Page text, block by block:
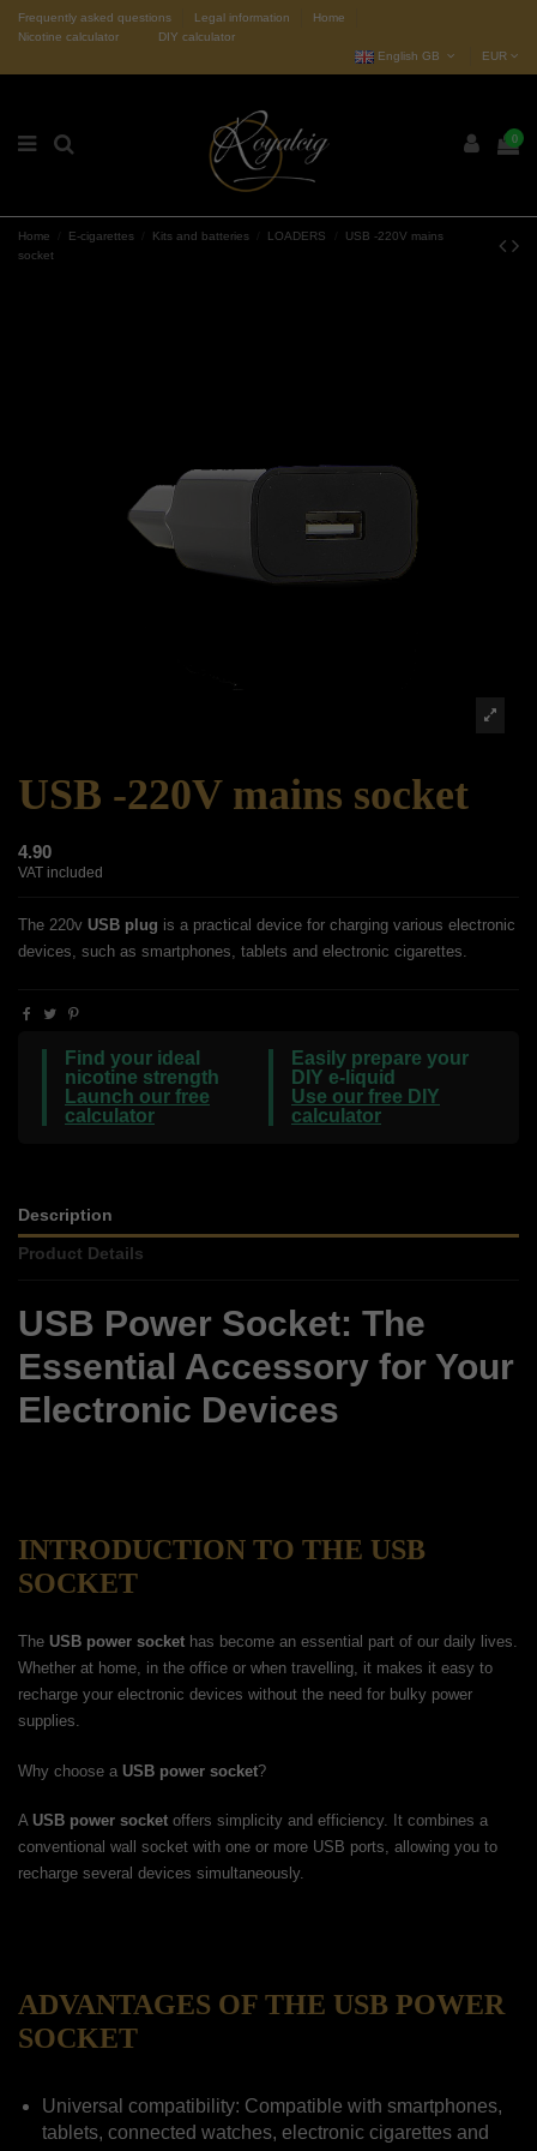
Frequently asked questions Legal information
Home
Nicotine calculator
DIY calculator
English GB
EUR
0
Home E-cigarettes Kits and batteries LOADERS
USB -220V mains
socket
USB -220V mains socket
4.90
VAT included
The 220v USB plug is a practical device for charging various electronic
devices, such as smartphones, tablets and electronic cigarettes.
Find your ideal
nicotine strength
Launch our free
calculator
Easily prepare your
DIY e-liquid
Use our free DIY
calculator
Description
Product Details
USB Power Socket: The
Essential Accessory for Your
Electronic Devices
INTRODUCTION TO THE USB
SOCKET
The USB power socket has become an essential part of our daily lives.
Whether at home, in the office or when travelling, it makes it easy to
recharge your electronic devices without the need for bulky power
supplies.
Why choose a USB power socket?
A USB power socket offers simplicity and efficiency. It combines a
conventional wall socket with one or more USB ports, allowing you to
recharge several devices simultaneously.
ADVANTAGES OF THE USB POWER
SOCKET
Universal compatibility: Compatible with smartphones,
tablets, connected watches, electronic cigarettes and